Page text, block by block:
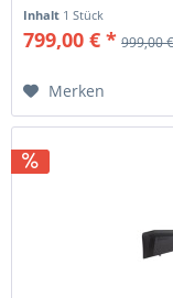
Inhalt 1 Stück
799,00 € * 999,00
Merken